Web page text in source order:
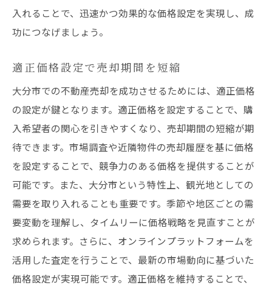
入れることで、迅速かつ効果的な価格設定を実現し、成
功につなげましょう。
適正価格設定で売却期間を短縮
大分市での不動産売却を成功させるためには、適正価格
の設定が鍵となります。適正価格を設定することで、購
入希望者の関心を引きやすくなり、売却期間の短縮が期
待できます。市場調査や近隣物件の売却履歴を基に価格
を設定することで、競争力のある価格を提供することが
可能です。また、大分市という特性上、観光地としての
需要を取り入れることも重要です。季節や地区ごとの需
要変動を理解し、タイムリーに価格戦略を見直すことが
求められます。さらに、オンラインプラットフォームを
活用した査定を行うことで、最新の市場動向に基づいた
価格設定が実現可能です。適正価格を維持することで、